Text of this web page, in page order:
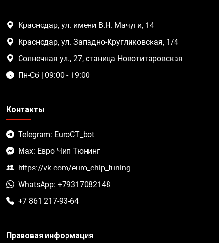
Краснодар, ул. имени В.Н. Мачуги, 14
Краснодар, ул. Западно-Кругликовская, 1/4
Солнечная ул., 27, станица Новотитаровская
Пн-Сб | 09:00 - 19:00
Контакты
Telegram: EuroCT_bot
Max: Евро Чип Тюнинг
https://vk.com/euro_chip_tuning
WhatsApp: +79317082148
+7 861 217-93-64
Правовая информация